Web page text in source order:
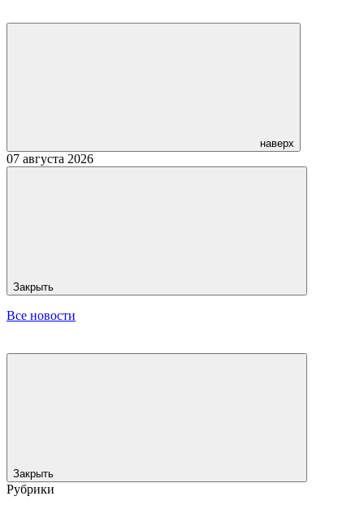
наверх
07 августа 2026
Закрыть
Все новости
Закрыть
Рубрики